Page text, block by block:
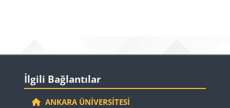
Bloklar
İlgili Bağlantılar
ANKARA ÜNIVERSITESI